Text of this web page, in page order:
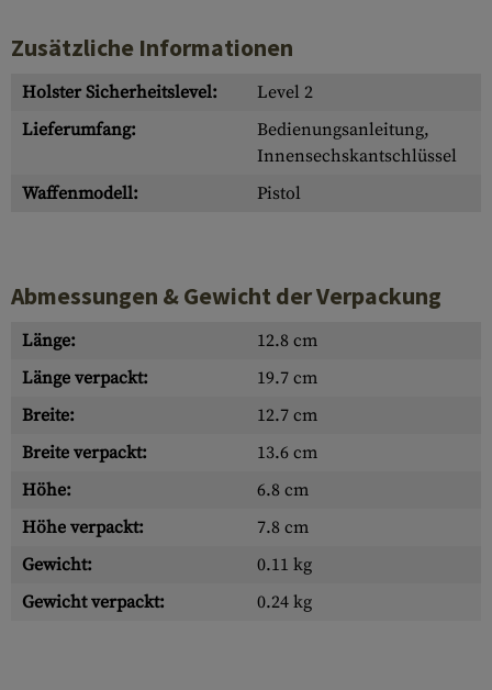
Zusätzliche Informationen
Holster Sicherheitslevel:
Level 2
Lieferumfang:
Bedienungsanleitung,
Innensechskantschlüssel
Waffenmodell:
Pistol
Abmessungen & Gewicht der Verpackung
Länge:
12.8 cm
Länge verpackt:
19.7 cm
Breite:
12.7 cm
Breite verpackt:
13.6 cm
Höhe:
6.8 cm
Höhe verpackt:
7.8 cm
Gewicht:
0.11 kg
Gewicht verpackt:
0.24 kg